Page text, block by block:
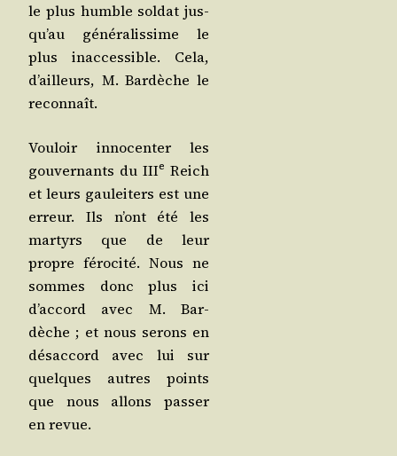
le plus humble sol­dat jus­
qu’au géné­ra­lis­sime le
plus inac­ces­sible. Cela,
d’ailleurs, M. Bar­dèche le
reconnaît.
Vou­loir inno­cen­ter les
gou­ver­nants du IIIe Reich
et leurs gau­lei­ters est une
erreur. Ils n’ont été les
mar­tyrs que de leur
propre féro­ci­té. Nous ne
sommes donc plus ici
d’ac­cord avec M. Bar­
dèche ; et nous serons en
désac­cord avec lui sur
quelques autres points
que nous allons pas­ser
en revue.